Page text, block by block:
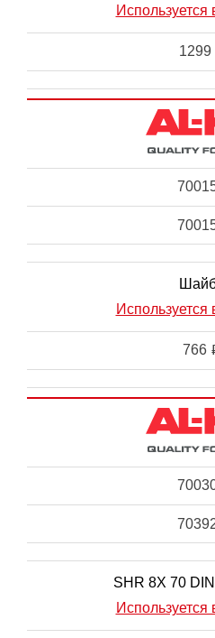
Используется
1299
Используется
766
SHR 8X 70
Используется